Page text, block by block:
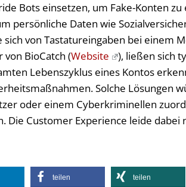
Bots einsetzen, um Fake-Konten
persönliche Daten wie
sich von Tastatureingaben bei einem
von BioCatch (Website
), ließen sich
Lebenszyklus eines Kontos
Solche Lösungen
oder einem Cyberkriminellen
Die Customer Experience leide
teilen teilen